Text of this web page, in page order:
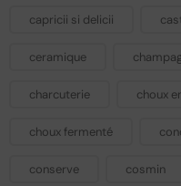
capricii si delicii
ceramique
charcuterie choux
choux fermenté
conserve cosmin